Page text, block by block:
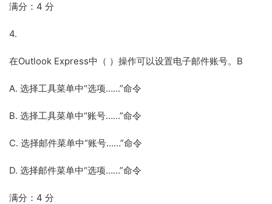
满分：4 分
4.
在Outlook Express中（ ）操作可以设置电子邮件账号。B
A. 选择工具菜单中“选项……”命令
B. 选择工具菜单中“账号……”命令
C. 选择邮件菜单中“账号……”命令
D. 选择邮件菜单中“选项……”命令
满分：4 分